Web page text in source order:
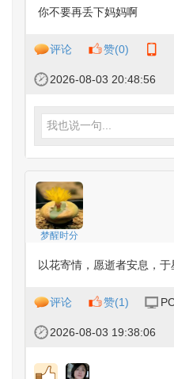
你不要再丢下妈妈啊
评论 赞(0)
2026-08-03 20:48:56
我也说一句...
梦醒时分
以花寄情，愿逝者安息，于
评论 赞(1)
2026-08-03 19:38:06